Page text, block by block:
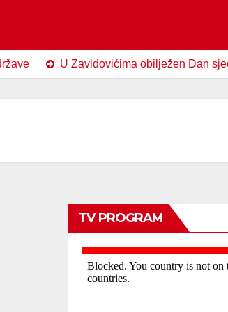
U Zavidovićima obilježen Dan sjećanja
TV PROGRAM